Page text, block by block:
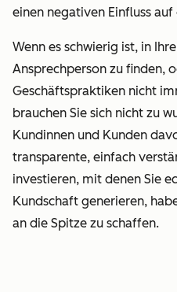
einen negativen Einfluss
Wenn es schwierig ist, in
Ansprechperson zu finden,
Geschäftspraktiken nicht
brauchen Sie sich nicht zu
Kundinnen und Kunden
transparente, einfach
investieren, mit denen Sie
Kundschaft generieren,
an die Spitze zu schaffen.